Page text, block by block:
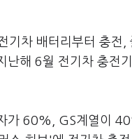
차 배터리부터 충전,
난해 6월 전기차 충전
가 60%, GS계열이